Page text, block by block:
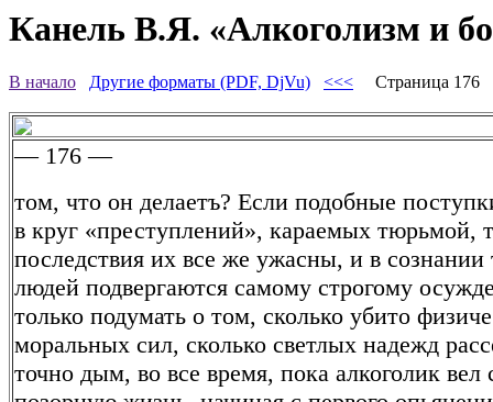
Канель В.Я. «Алкоголизм и
В начало Другие форматы (PDF, DjVu) <<< Страница 176
— 176 —
том, что он делаетъ? Если подобные
в круг «преступлений», караемых тюрьмой,
последствия их все же ужасны, и в сознании
людей подвергаются самому строгому
только подумать о том, сколько убито
моральных сил, сколько светлых надежд
точно дым, во все время, пока алкоголик вел